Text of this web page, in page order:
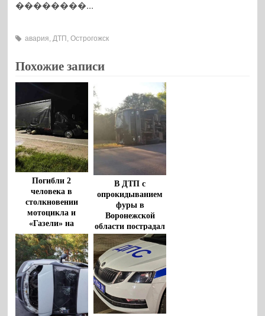
��������...
авария,ДТП ,Острогожск
Похожие записи
Погибли 2
человека в
столкновении
мотоцикла и
«Газели» на
воронежской
трассе
В ДТП с
опрокидыванием
фуры в
Воронежской
области пострадал
водитель